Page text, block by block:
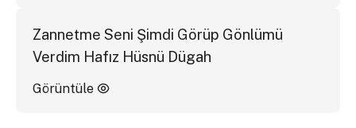
Zannetme Seni Şimdi Görüp Gönlümü
Verdim Hafız Hüsnü Dügah
Görüntüle